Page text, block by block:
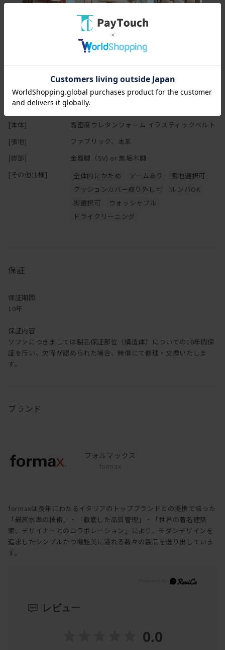
様々な姿勢でくつろぐことができます。
人間は20-30分程度同じ体勢でいると筋肉が疲れてくるそうで、
無意識に体勢を変えたり、座りなおしたりしています。
だから、座り方を柔軟に変えられるというのは大変重要なのです。
そしてこの写真ではわかりませんが、実はフルカバーリング！！
ドライクリーニングはもちろん、ご自宅の洗濯機で洗える
ウォッシャブル仕様の張地もあります！
どんなにかっこいいソファでも、簡単に取り替えられない本体に
コーヒーなどをこぼしたら大変面倒な事態になります。
泣きながら再度工場に戻して張り直してもらわなくてはいけませ
送料とか修理代とか凄くかかります。
よってフルカバーリング式のソファって重宝されるのですね。
最近、ルンバが通るという条件をソファ選びで重視する方が
なかなか多いのですが、通りますルンバ。通ルンバ。
サイズバリエーションも豊富で、
張地もすごくすごくすごく沢山あります。
デザインは前述の通りすこぶるシンプルなので、
・・・もうあれですね。選ばない理由がない。
皆さん、ソファ買い替えの際はぜひご検討下さい。
[高さ(H)]
67cm
[座面高さ(SH)]
40cm
[本体]
高密度ウレタンフォーム イラスティックベルト
[張地]
ファブリック、本革
[脚部]
金属脚（SV) or 無垢木脚
[その他仕様]
全体的にかため アームあり
張地選択可
クッションカバー取り外し可
ルンバOK
脚選択可
ウォッシャブル
ドライクリーニング
保証
保証期間
10年
保証内容
ソファにつきましては製品保証部位（構造体）についての10年間保
証を行い、欠陥が認められた場合、無償にて修理・交換いたしま
す。
ブランド
フォルマックス
formax
formaxは長年にわたるイタリアのトップブランドとの提携で培った
「最高水準の技術」・「徹底した品質管理」・「世界の著名建築
家、デザイナーとのコラボレーション」により、モダンデザインを
追求したシンプルかつ機能美に溢れる数々の製品を送り出していま
す。
レビュー
0.0